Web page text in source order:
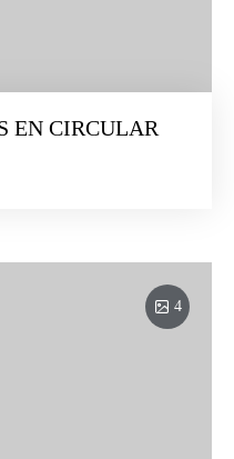
EN CIRCULAR
4